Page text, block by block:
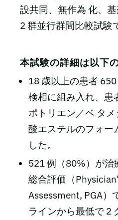
設共同、無作為 化、基
2 群並行群間比較試験
本試験の詳細は以下
18 歳以上の患者
検相に組み入れ、患
ポトリエン／ベ タ
酸エステルのフォー
した。
521 例（80%）が治
総合評価（
Assessment, PGA）
ラインから最低で 2